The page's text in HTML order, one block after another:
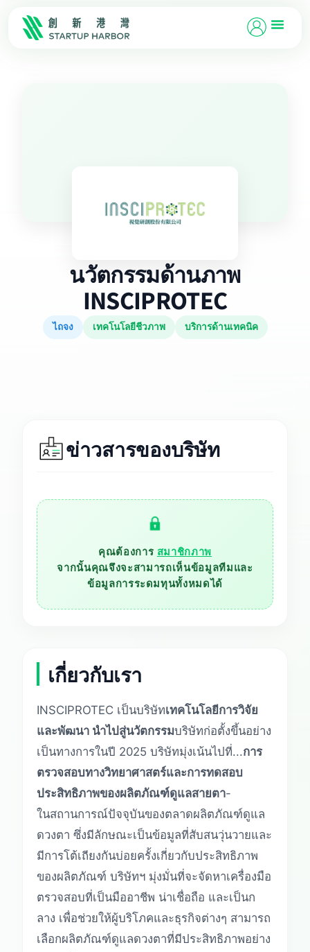
นวัตกรรมด้านภาพ
INSCIPROTEC
ไถจง เทคโนโลยีชีวภาพ บริการด้านเทคนิค
ข่าวสารของบริษัท
คุณต้องการ สมาชิกภาพ
จากนั้นคุณจึงจะสามารถเห็นข้อมูลทีมและ
ข้อมูลการระดมทุนทั้งหมดได้
เกี่ยวกับเรา
INSCIPROTEC เป็นบริษัทเทคโนโลยีการวิจัย
และพัฒนา นำไปสู่นวัตกรรมบริษัทก่อตั้งขึ้นอย่าง
เป็นทางการในปี 2025 บริษัทมุ่งเน้นไปที่...การ
ตรวจสอบทางวิทยาศาสตร์และการทดสอบ
ประสิทธิภาพของผลิตภัณฑ์ดูแลสายตา-
ในสถานการณ์ปัจจุบันของตลาดผลิตภัณฑ์ดูแล
ดวงตา ซึ่งมีลักษณะเป็นข้อมูลที่สับสนวุ่นวายและ
มีการโต้เถียงกันบ่อยครั้งเกี่ยวกับประสิทธิภาพ
ของผลิตภัณฑ์ บริษัทฯ มุ่งมั่นที่จะจัดหาเครื่องมือ
ตรวจสอบที่เป็นมืออาชีพ น่าเชื่อถือ และเป็นก
ลาง เพื่อช่วยให้ผู้บริโภคและธุรกิจต่างๆ สามารถ
เลือกผลิตภัณฑ์ดูแลดวงตาที่มีประสิทธิภาพอย่าง